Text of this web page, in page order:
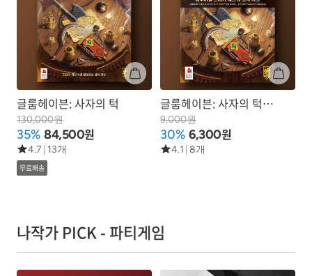
글룸헤이븐: 사자의 턱
130,000원
35% 84,500원
4.7 13개
무료배송
글룸헤이븐: 사자의 턱
리무버블 스티커
9,000원
30% 6,300원
4.1 8개
나작가 PICK - 파티게임